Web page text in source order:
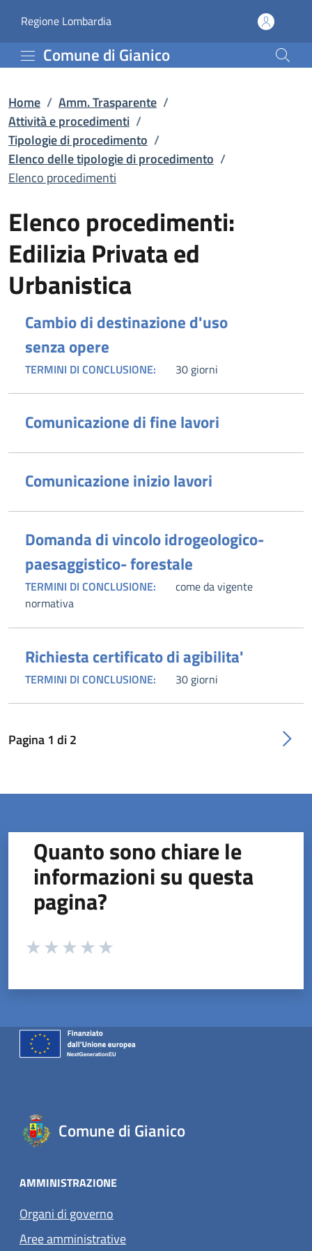
Elenco procedimenti |
Regione Lombardia(apre in un'altra scheda).
Comune di Gianico
Home / Amm. Trasparente /
Attività e procedimenti /
Tipologie di procedimento /
Elenco delle tipologie di procedimento /
Elenco procedimenti
Elenco procedimenti:
Edilizia Privata ed
Urbanistica
Cambio di destinazione d'uso
senza opere
TERMINI DI CONCLUSIONE: 30 giorni
Comunicazione di fine lavori
Comunicazione inizio lavori
Domanda di vincolo idrogeologico-
paesaggistico- forestale
TERMINI DI CONCLUSIONE:
come da vigente
normativa
Richiesta certificato di agibilita'
TERMINI DI CONCLUSIONE: 30 giorni
Pagina1 di2
Quanto sono chiare le
informazioni su questa
pagina?
Valuta da 1 a 5 stelle la pagina
Comune di Gianico
AMMINISTRAZIONE
Organi di governo
Aree amministrative